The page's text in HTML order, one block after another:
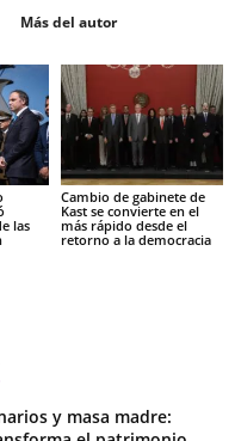
Más del autor
las
Cambio de gabinete de
Kast se convierte en el
más rápido desde el
retorno a la democracia
y masa madre: